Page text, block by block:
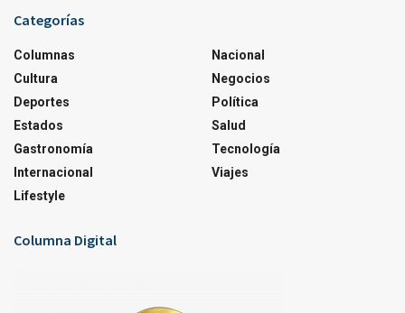
Categorías
Columnas
Cultura
Deportes
Estados
Gastronomía
Internacional
Lifestyle
Nacional
Negocios
Política
Salud
Tecnología
Viajes
Columna Digital